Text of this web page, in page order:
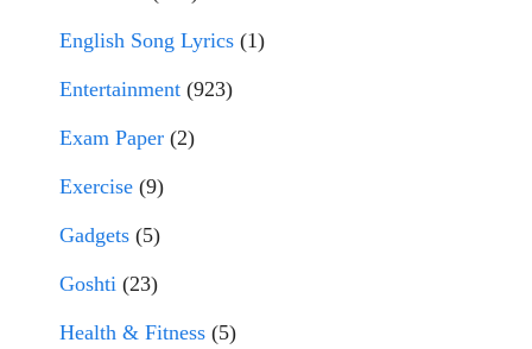
English Song Lyrics (1)
Entertainment (923)
Exam Paper (2)
Exercise (9)
Gadgets (5)
Goshti (23)
Health & Fitness (5)